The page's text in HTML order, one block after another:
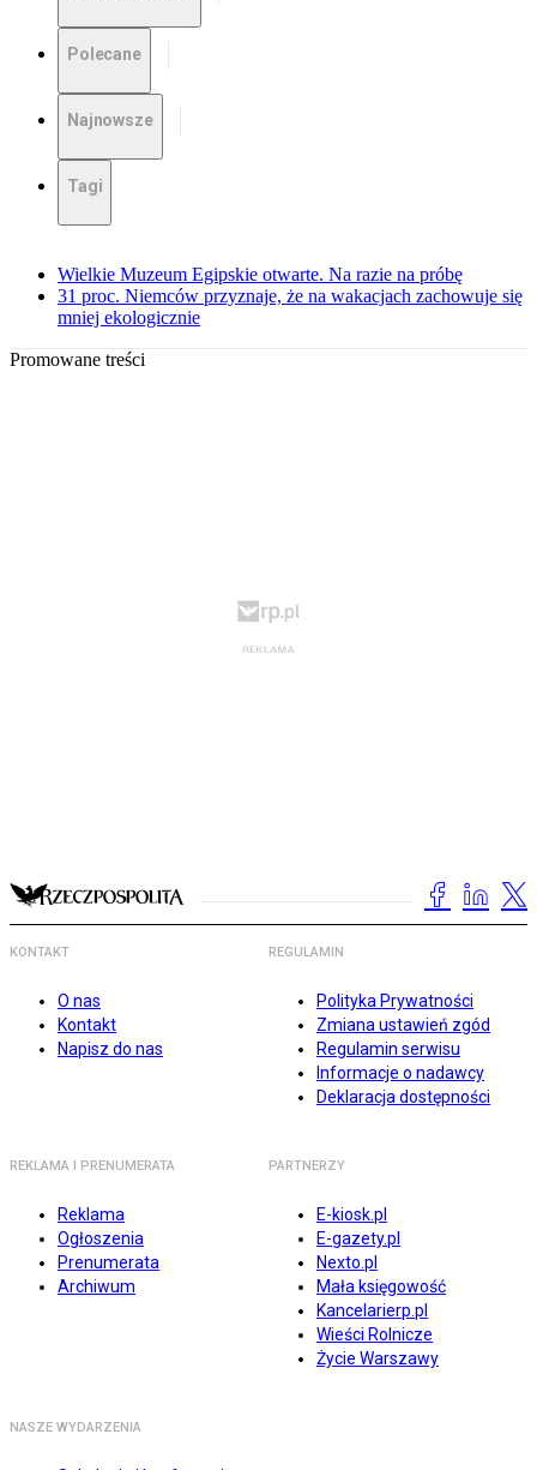
Polecane
Najnowsze
Tagi
Wielkie Muzeum Egipskie otwarte. Na razie na próbę
31 proc. Niemców przyznaje, że na wakacjach zachowuje się
mniej ekologicznie
Promowane treści
KONTAKT
O nas
Kontakt
Napisz do nas
REGULAMIN
Polityka Prywatności
Zmiana ustawień zgód
Regulamin serwisu
Informacje o nadawcy
Deklaracja dostępności
REKLAMA I PRENUMERATA
Reklama
Ogłoszenia
Prenumerata
Archiwum
PARTNERZY
E-kiosk.pl
E-gazety.pl
Nexto.pl
Mała księgowość
Kancelarierp.pl
Wieści Rolnicze
Życie Warszawy
NASZE WYDARZENIA